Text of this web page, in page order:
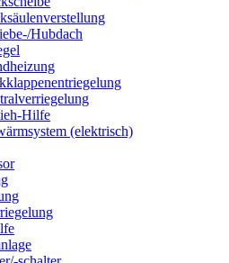
Hubdach
Hilfe
(elektrisch)